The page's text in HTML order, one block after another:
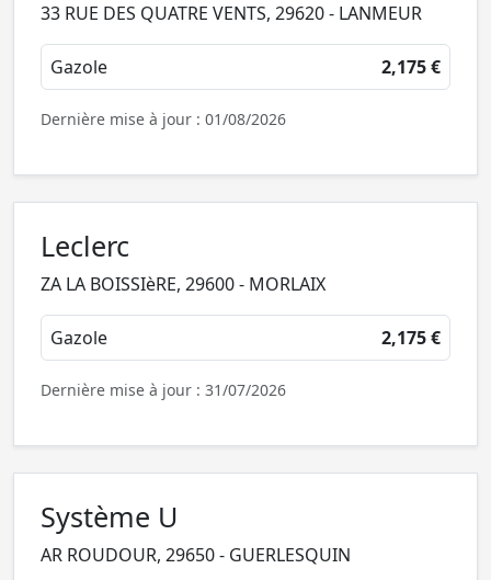
33 RUE DES QUATRE VENTS, 29620 - LANMEUR
Gazole 2,175 €
Dernière mise à jour : 01/08/2026
Leclerc
ZA LA BOISSIèRE, 29600 - MORLAIX
Gazole 2,175 €
Dernière mise à jour : 31/07/2026
Système U
AR ROUDOUR, 29650 - GUERLESQUIN